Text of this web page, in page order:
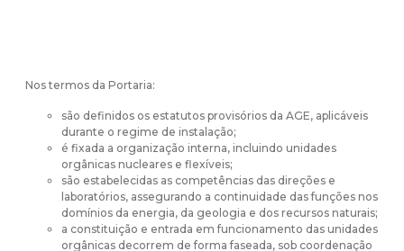
Nos termos da Portaria:
são definidos os estatutos provisórios da AGE, aplicáveis
durante o regime de instalação;
é fixada a organização interna, incluindo unidades
orgânicas nucleares e flexíveis;
são estabelecidas as competências das direções e
laboratórios, assegurando a continuidade das funções nos
domínios da energia, da geologia e dos recursos naturais;
a constituição e entrada em funcionamento das unidades
orgânicas decorrem de forma faseada, sob coordenação